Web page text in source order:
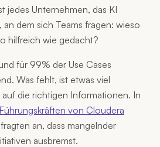
jedes Unternehmen, das KI
dem sich Teams fragen: wieso
hilfreich wie gedacht?
für 99% der Use Cases
Was fehlt, ist etwas viel
die richtigen Informationen. In
von Cloudera
an, dass mangelnder
ausbremst.